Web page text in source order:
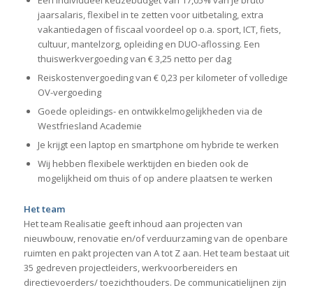
jaarsalaris, flexibel in te zetten voor uitbetaling, extra
vakantiedagen of fiscaal voordeel op o.a. sport, ICT, fiets,
cultuur, mantelzorg, opleiding en DUO-aflossing. Een
thuiswerkvergoeding van € 3,25 netto per dag
Reiskostenvergoeding van € 0,23 per kilometer of volledige
OV-vergoeding
Goede opleidings- en ontwikkelmogelijkheden via de
Westfriesland Academie
Je krijgt een laptop en smartphone om hybride te werken
Wij hebben flexibele werktijden en bieden ook de
mogelijkheid om thuis of op andere plaatsen te werken
Het team
Het team Realisatie geeft inhoud aan projecten van
nieuwbouw, renovatie en/of verduurzaming van de openbare
ruimten en pakt projecten van A tot Z aan. Het team bestaat uit
35 gedreven projectleiders, werkvoorbereiders en
directievoerders/ toezichthouders. De communicatielijnen zijn